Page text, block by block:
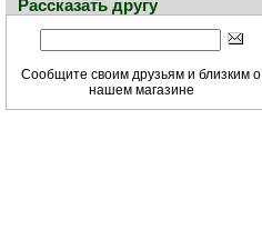
Рассказать другу
Сообщите своим друзьям и близким о
нашем магазине